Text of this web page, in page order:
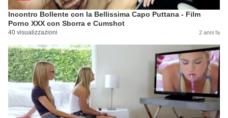
Incontro Bollente con la Bellissima Capo Puttana - Film
Porno XXX con Sborra e Cumshot
40 visualizzazioni 2 anni fa